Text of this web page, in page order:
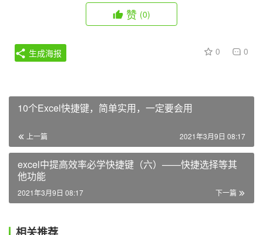
赞 (0)
0 0
生成海报
10个Excel快捷键，简单实用，一定要会用
上一篇 2021年3月9日 08:17
excel中提高效率必学快捷键（六）——快捷选择等其
他功能
下一篇
2021年3月9日 08:17